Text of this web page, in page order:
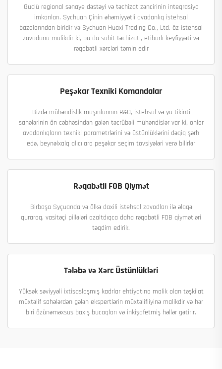
Güclü regional sənaye dəstəyi və təchizat zəncirinin inteqrasiya
imkanları. Sychuan Çinin əhəmiyyətli avadanlıq istehsal
bazalarından biridir və Sychuan Huaxi Trading Co., Ltd. öz istehsal
zavoduna malikdir ki, bu da sabit təchizatı, etibarlı keyfiyyəti və
rəqabətli xərcləri təmin edir
Peşəkar Texniki Komandalar
Bizdə mühəndislik maşınlarının R&D, istehsal və ya tikinti
sahələrinin ön cəbhəsindən gələn təcrübəli mühəndislər var ki, onlar
avadanlıqların texniki parametrlərini və üstünlüklərini dəqiq şərh
edə, beynəlxalq alıcılara peşəkar seçim tövsiyələri verə bilirlər
Rəqabətli FOB Qiymət
Birbaşa Syçuanda və ölkə daxili istehsal zavodları ilə əlaqə
quraraq, vasitəçi pillələri azaltdıqca daha rəqabətli FOB qiymətləri
təqdim edirik.
Tələbə və Xərc Üstünlükləri
Yüksək səviyyəli ixtisaslaşmış kadrlar ehtiyatına malik olan təşkilat
müxtəlif sahələrdən gələn ekspertlərin müxtəlifliyinə malikdir və hər
biri özünəməxsus baxış bucaqları və inkişafetmiş həllər gətirir.